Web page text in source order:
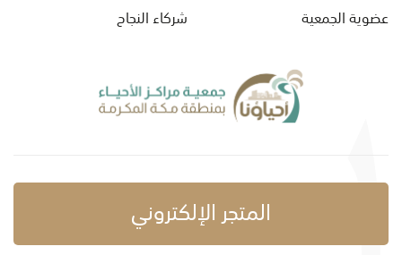
عضوية الجمعية
شركاء النجاح
المتجر الإلكتروني